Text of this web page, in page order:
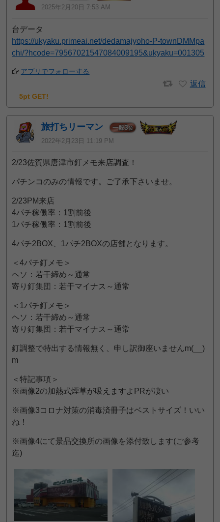
2025年2月20日 7:53 AM
台データ
https://ukyaku.primeai.net/dedamajyoho-P-townDMMpa
chi/?hcode=79567021547084009195&ukyaku=001305
アプリでフォローする
返信
5pt GET!
旅打ちリーマン 一般3位
2022年2月23日 11:19 PM
2/23佐賀県唐津市釘メモ来店調査！
パチンコのみの情報です。ご了承下さいませ。
2/23PM来店
4パチ稼働率：1割前後
1パチ稼働率：1割前後
4パチ2BOX、1パチ2BOXの店舗となります。
＜4パチ釘メモ＞
ヘソ：若干締め～通常
寄り釘集団：若干マイナス～通常
＜1パチ釘メモ＞
ヘソ：若干締め～通常
寄り釘集団：若干マイナス～通常
釘調整で特出する情報無く、申し訳御座いませんm(__)
m
＜特記事項＞
※画像2の加熱式煙草が吸えますよPRが凄い
※画像3コロナ対策の消毒済冊子はベストサイズ！いい
ね！
※画像4にて景品交換所の画像を添付致します(ご参考
迄)